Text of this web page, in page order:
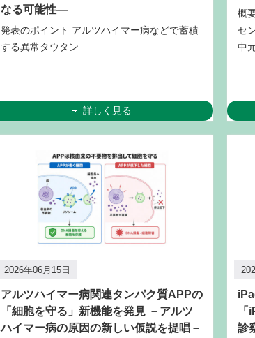
なる可能性―
発表のポイント アルツハイマー病などで蓄積
する異常タウタン…
詳しく見る
概
セ
中
2026年06月15日
アルツハイマー病関連タンパク質APPの
「細胞を守る」新機能を発見 －アルツ
ハイマー病の原因の新しい仮説を提唱－
診